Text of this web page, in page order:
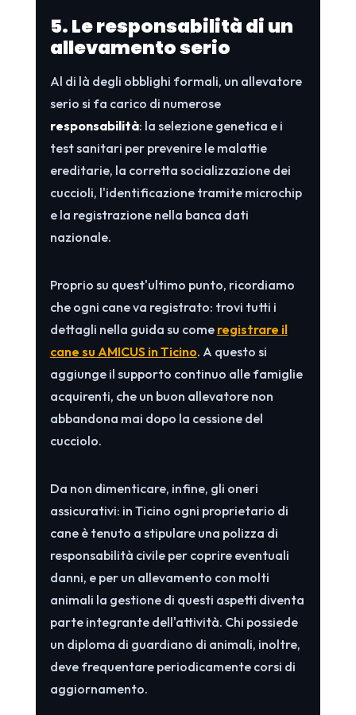
5. Le responsabilità di un
allevamento serio
Al di là degli obblighi formali, un allevatore
serio si fa carico di numerose
responsabilità: la selezione genetica e i
test sanitari per prevenire le malattie
ereditarie, la corretta socializzazione dei
cuccioli, l'identificazione tramite microchip
e la registrazione nella banca dati
nazionale.
Proprio su quest'ultimo punto, ricordiamo
che ogni cane va registrato: trovi tutti i
dettagli nella guida su come registrare il
cane su AMICUS in Ticino. A questo si
aggiunge il supporto continuo alle famiglie
acquirenti, che un buon allevatore non
abbandona mai dopo la cessione del
cucciolo.
Da non dimenticare, infine, gli oneri
assicurativi: in Ticino ogni proprietario di
cane è tenuto a stipulare una polizza di
responsabilità civile per coprire eventuali
danni, e per un allevamento con molti
animali la gestione di questi aspetti diventa
parte integrante dell'attività. Chi possiede
un diploma di guardiano di animali, inoltre,
deve frequentare periodicamente corsi di
aggiornamento.